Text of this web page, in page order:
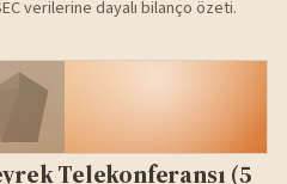
verilerine dayalı bilanço özeti.
Telekonferansı (5